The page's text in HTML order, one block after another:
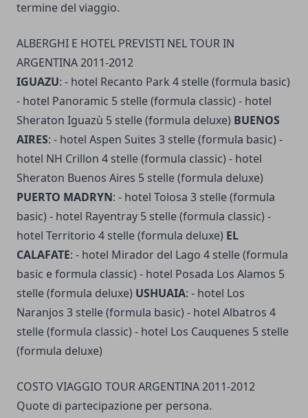
termine del viaggio.
ALBERGHI E HOTEL PREVISTI NEL TOUR IN
ARGENTINA 2011-2012
IGUAZU: - hotel Recanto Park 4 stelle (formula basic)
- hotel Panoramic 5 stelle (formula classic) - hotel
Sheraton Iguazù 5 stelle (formula deluxe) BUENOS
AIRES: - hotel Aspen Suites 3 stelle (formula basic) -
hotel NH Crillon 4 stelle (formula classic) - hotel
Sheraton Buenos Aires 5 stelle (formula deluxe)
PUERTO MADRYN: - hotel Tolosa 3 stelle (formula
basic) - hotel Rayentray 5 stelle (formula classic) -
hotel Territorio 4 stelle (formula deluxe) EL
CALAFATE: - hotel Mirador del Lago 4 stelle (formula
basic e formula classic) - hotel Posada Los Alamos 5
stelle (formula deluxe) USHUAIA: - hotel Los
Naranjos 3 stelle (formula basic) - hotel Albatros 4
stelle (formula classic) - hotel Los Cauquenes 5 stelle
(formula deluxe)
COSTO VIAGGIO TOUR ARGENTINA 2011-2012
Quote di partecipazione per persona.